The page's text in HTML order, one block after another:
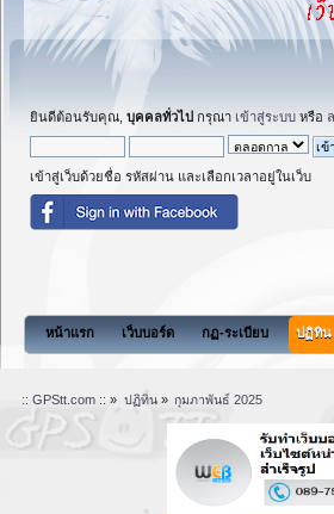
ยินดีต้อนรับคุณ, บุคคลทั่วไป กรุณา เข้าสู่ระบบ หรือ
เข้าสู่เว็บด้วยชื่อ รหัสผ่าน และเลือกเวลาอยู่ในเว็บ
หน้าแรก เว็บบอร์ด กฏ-ระเบียบ ปฏิทิน
:: GPStt.com :: » ปฏิทิน» กุมภาพันธ์ 2025